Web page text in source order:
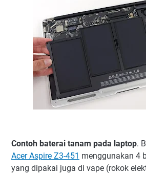
Contoh baterai tanam pada laptop.
Acer Aspire Z3-451 menggunakan 4
yang dipakai juga di vape (rokok